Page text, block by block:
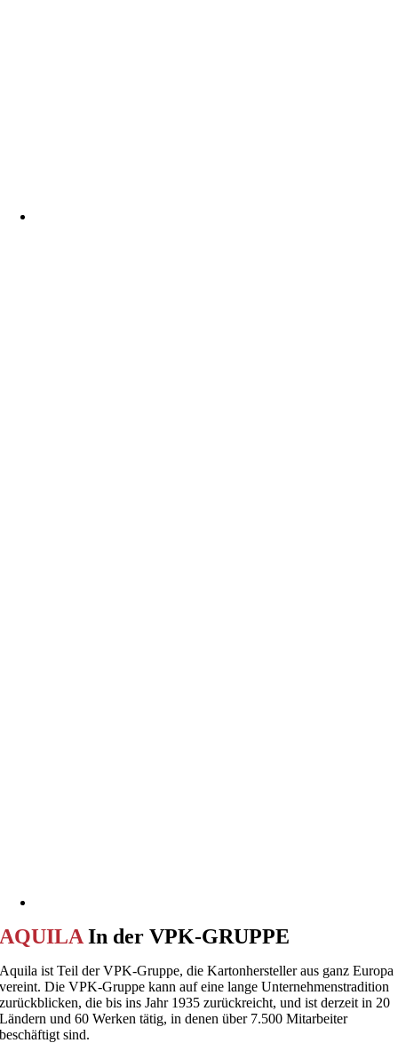
AQUILA In der VPK-GRUPPE
Aquila ist Teil der VPK-Gruppe, die Kartonhersteller aus ganz Europa
vereint. Die VPK-Gruppe kann auf eine lange Unternehmenstradition
zurückblicken, die bis ins Jahr 1935 zurückreicht, und ist derzeit in 20
Ländern und 60 Werken tätig, in denen über 7.500 Mitarbeiter
beschäftigt sind.